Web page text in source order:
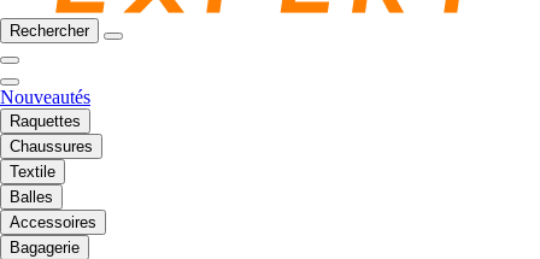
Rechercher
Nouveautés
Raquettes
Chaussures
Textile
Balles
Accessoires
Bagagerie